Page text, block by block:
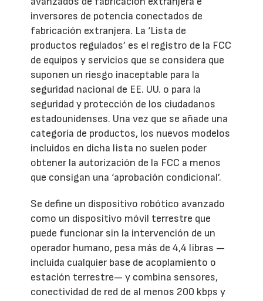
inversores de potencia conectados de
fabricación extranjera. La ‘Lista de
productos regulados’ es el registro de la FCC
de equipos y servicios que se considera que
suponen un riesgo inaceptable para la
seguridad nacional de EE. UU. o para la
seguridad y protección de los ciudadanos
estadounidenses. Una vez que se añade una
categoría de productos, los nuevos modelos
incluidos en dicha lista no suelen poder
obtener la autorización de la FCC a menos
que consigan una ‘aprobación condicional’.
Se define un dispositivo robótico avanzado
como un dispositivo móvil terrestre que
puede funcionar sin la intervención de un
operador humano, pesa más de 4,4 libras —
incluida cualquier base de acoplamiento o
estación terrestre— y combina sensores,
conectividad de red de al menos 200 kbps y